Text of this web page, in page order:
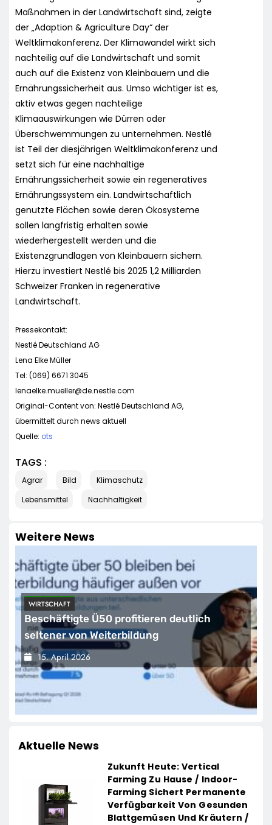
Maßnahmen in der Landwirtschaft sind, zeigte
der „Adaption & Agriculture Day“ der
Weltklimakonferenz. Der Klimawandel wirkt sich
nachteilig auf die Landwirtschaft und somit
auch auf die Existenz von Kleinbauern und die
Ernährungssicherheit aus. Umso wichtiger ist es,
aktiv etwas gegen nachteilige
Klimaauswirkungen wie Dürren oder
Überschwemmungen zu unternehmen. Nestlé
ist Teil der diesjährigen Weltklimakonferenz und
setzt sich für eine nachhaltige
Ernährungssicherheit sowie ein regeneratives
Ernährungssystem ein. Landwirtschaftlich
genutzte Flächen sowie deren Ökosysteme
sollen langfristig erhalten sowie
wiederhergestellt werden und die
Existenzgrundlagen von Kleinbauern sichern.
Hierzu investiert Nestlé bis 2025 1,2 Milliarden
Schweizer Franken in regenerative
Landwirtschaft.
Pressekontakt:
Nestlé Deutschland AG
Lena Elke Müller
Tel: (069) 6671 3045
lenaelke.mueller@de.nestle.com
Original-Content von: Nestlé Deutschland AG,
übermittelt durch news aktuell
Quelle: ots
TAGS :
Agrar Bild
Klimaschutz
Lebensmittel
Nachhaltigkeit
Weitere News
WIRTSCHAFT
Beschäftigte Ü50 profitieren deutlich
seltener von Weiterbildung
15. April 2026
Aktuelle News
Zukunft Heute: Vertical
Farming Zu Hause / Indoor-
Farming Sichert Permanente
Verfügbarkeit Von Gesunden
Blattgemüsen Und Kräutern /